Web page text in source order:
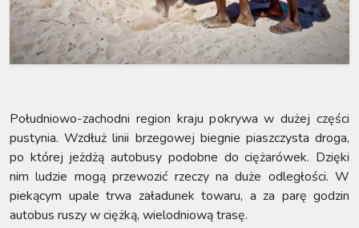
Południowo-zachodni region kraju pokrywa w dużej części
pustynia. Wzdłuż linii brzegowej biegnie piaszczysta droga,
po której jeżdżą autobusy podobne do ciężarówek. Dzięki
nim ludzie mogą przewozić rzeczy na duże odległości. W
piekącym upale trwa załadunek towaru, a za parę godzin
autobus ruszy w ciężką, wielodniową trasę.